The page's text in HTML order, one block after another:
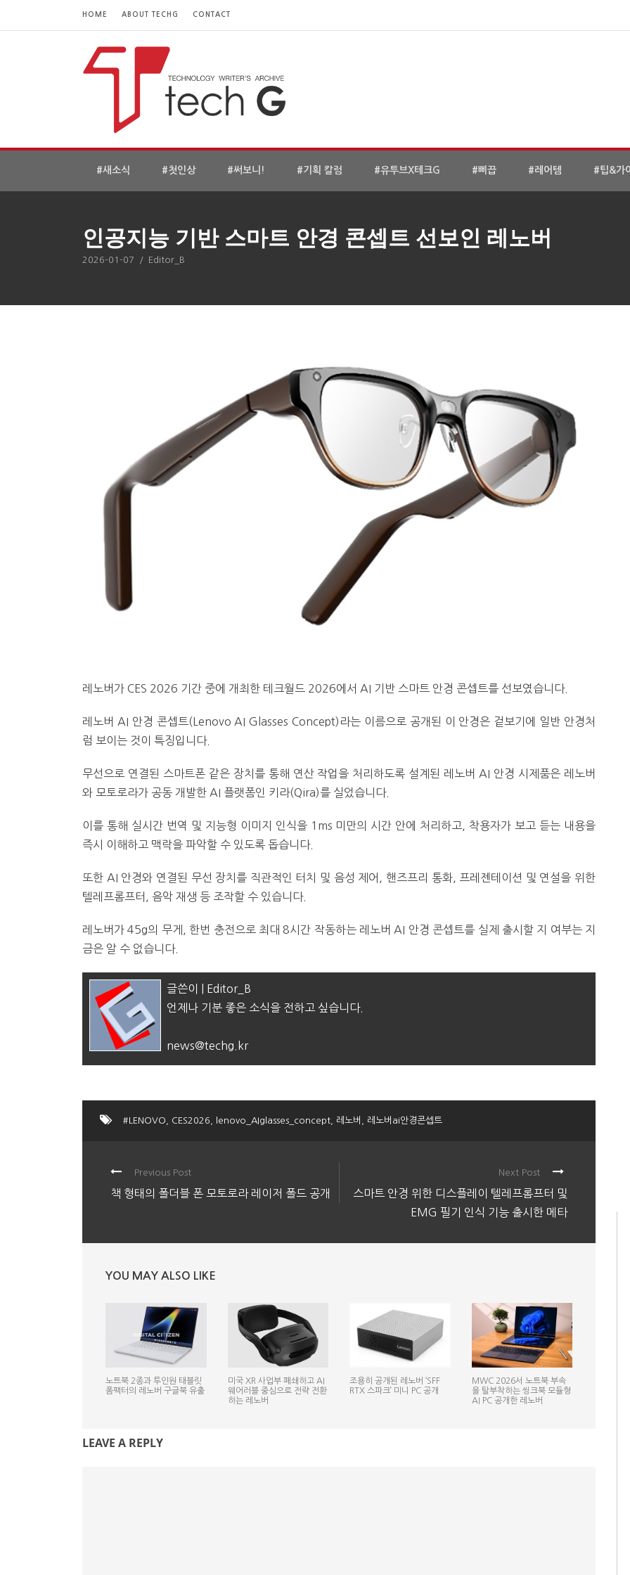
HOME ABOUT TECHG CONTACT
#새소식 #첫인상 #써보니! #기획 칼럼 #유투브X테크G #삐끕 #레어템 #팁&가
인공지능 기반 스마트 안경 콘셉트 선보인 레노버
2026-01-07 / Editor_B
레노버가 CES 2026 기간 중에 개최한 테크월드 2026에서 AI 기반 스마트 안경 콘셉트를 선보였습니다.
레노버 AI 안경 콘셉트(Lenovo AI Glasses Concept)라는 이름으로 공개된 이 안경은 겉보기에 일반 안경처
럼 보이는 것이 특징입니다.
무선으로 연결된 스마트폰 같은 장치를 통해 연산 작업을 처리하도록 설계된 레노버 AI 안경 시제품은 레노버
와 모토로라가 공동 개발한 AI 플랫폼인 키라(Qira)를 실었습니다.
이를 통해 실시간 번역 및 지능형 이미지 인식을 1ms 미만의 시간 안에 처리하고, 착용자가 보고 듣는 내용을
즉시 이해하고 맥락을 파악할 수 있도록 돕습니다.
또한 AI 안경와 연결된 무선 장치를 직관적인 터치 및 음성 제어, 핸즈프리 통화, 프레젠테이션 및 연설을 위한
텔레프롬프터, 음악 재생 등 조작할 수 있습니다.
레노버가 45g의 무게, 한번 충전으로 최대 8시간 작동하는 레노버 AI 안경 콘셉트를 실제 출시할 지 여부는 지
금은 알 수 없습니다.
글쓴이 | Editor_B
언제나 기분 좋은 소식을 전하고 싶습니다.
news@techg.kr
#LENOVO CES2026 lenovo_AIglasses_concept 레노버 레노버ai안경콘셉트
Previous Post
책 형태의 폴더블 폰 모토로라 레이저 폴드 공개
Next Post
스마트 안경 위한 디스플레이 텔레프롬프터 및
EMG 필기 인식 기능 출시한 메타
YOU MAY ALSO LIKE
노트북 2종과 투인원 태블릿
폼팩터의 레노버 구글북 유출
미국 XR 사업부 폐쇄하고 AI
웨어러블 중심으로 전략 전환
하는 레노버
조용히 공개된 레노버 ‘SFF
RTX 스파크’ 미니 PC 공개
MWC 2026서 노트북 부속
을 탈부착하는 씽크북 모듈형
AI PC 공개한 레노버
LEAVE A REPLY